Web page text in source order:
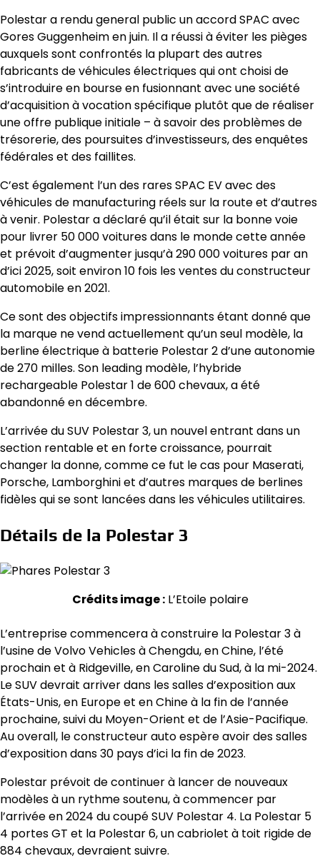
Polestar a rendu general public un accord SPAC avec
Gores Guggenheim en juin. Il a réussi à éviter les pièges
auxquels sont confrontés la plupart des autres
fabricants de véhicules électriques qui ont choisi de
s’introduire en bourse en fusionnant avec une société
d’acquisition à vocation spécifique plutôt que de réaliser
une offre publique initiale – à savoir des problèmes de
trésorerie, des poursuites d’investisseurs, des enquêtes
fédérales et des faillites.
C’est également l’un des rares SPAC EV avec des
véhicules de manufacturing réels sur la route et d’autres
à venir. Polestar a déclaré qu’il était sur la bonne voie
pour livrer 50 000 voitures dans le monde cette année
et prévoit d’augmenter jusqu’à 290 000 voitures par an
d’ici 2025, soit environ 10 fois les ventes du constructeur
automobile en 2021.
Ce sont des objectifs impressionnants étant donné que
la marque ne vend actuellement qu’un seul modèle, la
berline électrique à batterie Polestar 2 d’une autonomie
de 270 milles. Son leading modèle, l’hybride
rechargeable Polestar 1 de 600 chevaux, a été
abandonné en décembre.
L’arrivée du SUV Polestar 3, un nouvel entrant dans un
section rentable et en forte croissance, pourrait
changer la donne, comme ce fut le cas pour Maserati,
Porsche, Lamborghini et d’autres marques de berlines
fidèles qui se sont lancées dans les véhicules utilitaires.
Détails de la Polestar 3
Crédits image :L’Etoile polaire
L’entreprise commencera à construire la Polestar 3 à
l’usine de Volvo Vehicles à Chengdu, en Chine, l’été
prochain et à Ridgeville, en Caroline du Sud, à la mi-2024.
Le SUV devrait arriver dans les salles d’exposition aux
États-Unis, en Europe et en Chine à la fin de l’année
prochaine, suivi du Moyen-Orient et de l’Asie-Pacifique.
Au overall, le constructeur auto espère avoir des salles
d’exposition dans 30 pays d’ici la fin de 2023.
Polestar prévoit de continuer à lancer de nouveaux
modèles à un rythme soutenu, à commencer par
l’arrivée en 2024 du coupé SUV Polestar 4. La Polestar 5
4 portes GT et la Polestar 6, un cabriolet à toit rigide de
884 chevaux, devraient suivre.